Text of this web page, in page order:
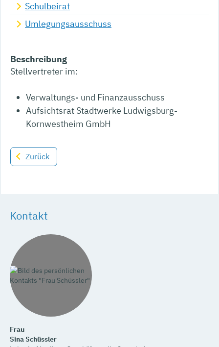
Schulbeirat
Umlegungsausschuss
Beschreibung
Stellvertreter im:
Verwaltungs- und Finanzausschuss
Aufsichtsrat Stadtwerke Ludwigsburg-
Kornwestheim GmbH
Zurück
Kontakt
Frau
SinaSchüssler